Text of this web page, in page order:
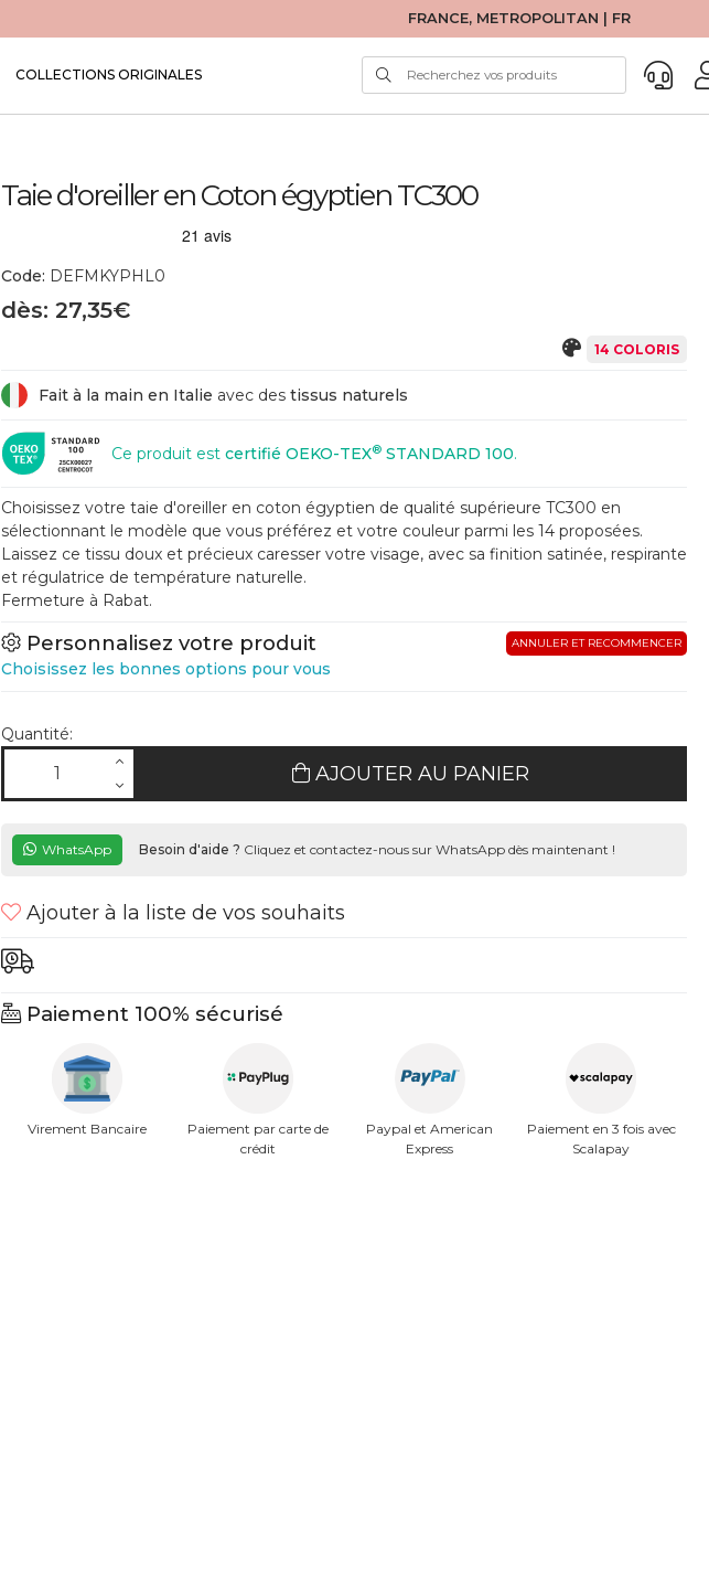
FRANCE, METROPOLITAN | FR
COLLECTIONS ORIGINALES
Taie d'oreiller en Coton égyptien TC300
Code: DEFMKYPHL0
dès: 27,35€
14 COLORIS
Fait à la main en Italie avec des tissus naturels
Ce produit est certifié OEKO-TEX® STANDARD 100.
Choisissez votre taie d'oreiller en coton égyptien de qualité supérieure TC300 en
sélectionnant le modèle que vous préférez et votre couleur parmi les 14 proposées.
Laissez ce tissu doux et précieux caresser votre visage, avec sa finition satinée, respirante
et régulatrice de température naturelle.
Fermeture à Rabat.
Personnalisez votre produit
Choisissez les bonnes options pour vous
ANNULER ET RECOMMENCER
Quantité:
AJOUTER AU PANIER
WhatsApp Besoin d'aide ? Cliquez et contactez-nous sur WhatsApp dès maintenant !
Ajouter à la liste de vos souhaits
Paiement 100% sécurisé
Virement Bancaire
Paiement par carte de
crédit
Paypal et American
Express
Paiement en 3 fois avec
Scalapay